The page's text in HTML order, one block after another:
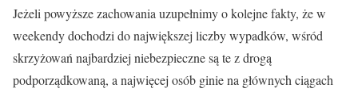
Jeżeli powyższe zachowania uzupełnimy o kolejne fakty, że w
weekendy dochodzi do największej liczby wypadków, wśród
skrzyżowań najbardziej niebezpieczne są te z drogą
podporządkowaną, a najwięcej osób ginie na głównych ciągach